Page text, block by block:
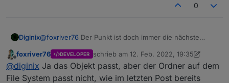
0
Diginix@foxriver76 Der Punkt ist doch immer die nächste
Unterorder der ersten Instanz ist.
Das Bild passt bei @crunchip. Sieht bei mir auch so aus.
Offline
foxriver76 DEVELOPER schrieb am 12. Feb. 2022, 19:35
zuletzt editiert von foxriver762. Dez.
@diginix Ja das Objekt passt, aber der Ordner auf dem
File System passt nicht, wie im letzten Post bereits